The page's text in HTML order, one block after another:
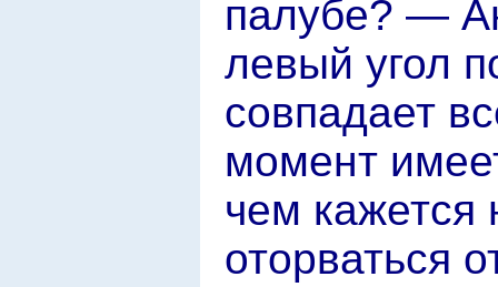
палубе? —
левый угол
совпадает
момент
чем кажется
оторваться